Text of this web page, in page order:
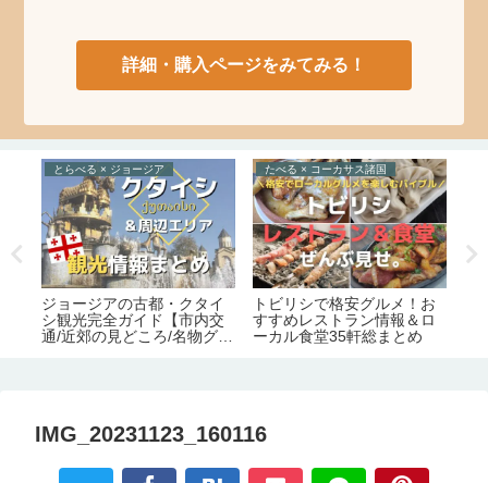
詳細・購入ページをみてみる！
とらべる × ジョージア
ジョージアの古都・クタイ
シ観光完全ガイド【市内交
通/近郊の見どころ/名物グル
たべる × コーカサス諸国
トビリシで格安グルメ！お
すすめレストラン情報＆ロ
ーカル食堂35軒総まとめ
IMG_20231123_160116